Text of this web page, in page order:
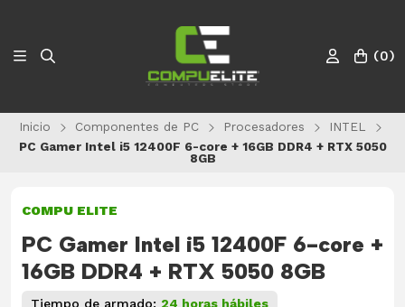
(0)
Inicio Componentes de PC Procesadores
INTEL
PC Gamer Intel i5 12400F 6-core + 16GB DDR4 + RTX 5050
8GB
COMPU ELITE
PC Gamer Intel i5 12400F 6-core +
16GB DDR4 + RTX 5050 8GB
Tiempo de armado: 24 horas hábiles